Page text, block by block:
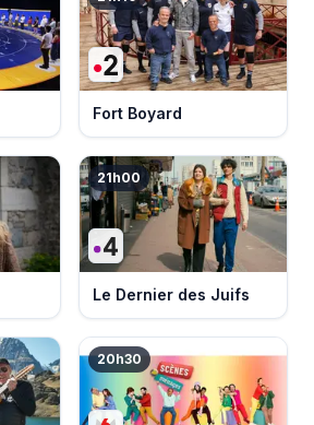
Fort Boyard
21h00
Le Dernier des Juifs
20h30